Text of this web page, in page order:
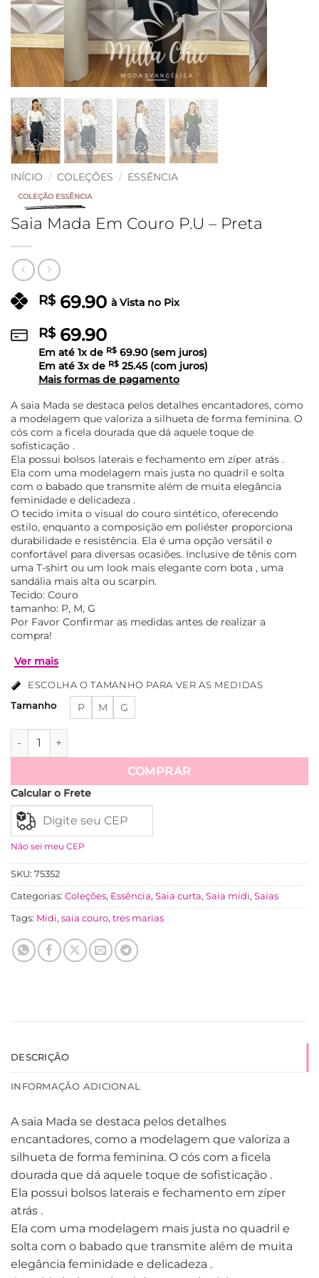
INÍCIO / COLEÇÕES / ESSÊNCIA
COLEÇÃO ESSÊNCIA
Saia Mada Em Couro P.U – Preta
R$69.90 à Vista no Pix
R$69.90
Em até 1x de R$ 69.90(sem juros)
Em até 3x de R$ 25.45 (com juros)
Mais formas de pagamento
A saia Mada se destaca pelos detalhes encantadores, como
a modelagem que valoriza a silhueta de forma feminina. O
cós com a ficela dourada que dá aquele toque de
sofisticação .
Ela possui bolsos laterais e fechamento em zíper atrás .
Ela com uma modelagem mais justa no quadril e solta
com o babado que transmite além de muita elegância
feminidade e delicadeza .
O tecido imita o visual do couro sintético, oferecendo
estilo, enquanto a composição em poliéster proporciona
durabilidade e resistência. Ela é uma opção versátil e
confortável para diversas ocasiões. Inclusive de tênis com
uma T-shirt ou um look mais elegante com bota , uma
sandália mais alta ou scarpin.
Tecido: Couro
tamanho: P, M, G
Por Favor Confirmar as medidas antes de realizar a
compra!
ESCOLHA O TAMANHO PARA VER AS MEDIDAS
Tamanho P M G
Saia Mada Em Couro P.U - Preta quantidade
COMPRAR
Calcular o Frete
Não sei meu CEP
SKU: 75352
Categorias: Coleções, Essência, Saia curta, Saia midi, Saias
Tags: Midi, saia couro, tres marias
DESCRIÇÃO
INFORMAÇÃO ADICIONAL
A saia Mada se destaca pelos detalhes
encantadores, como a modelagem que valoriza a
silhueta de forma feminina. O cós com a ficela
dourada que dá aquele toque de sofisticação .
Ela possui bolsos laterais e fechamento em zíper
atrás .
Ela com uma modelagem mais justa no quadril e
solta com o babado que transmite além de muita
elegância feminidade e delicadeza .